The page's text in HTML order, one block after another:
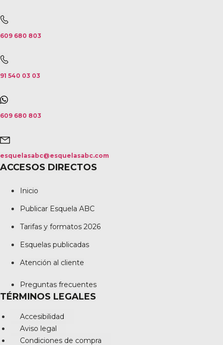
609 680 803
91 540 03 03
609 680 803
esquelasabc@esquelasabc.com
ACCESOS DIRECTOS
Inicio
Publicar Esquela ABC
Tarifas y formatos 2026
Esquelas publicadas
Atención al cliente
Preguntas frecuentes
TÉRMINOS LEGALES
Accesibilidad
Aviso legal
Condiciones de compra